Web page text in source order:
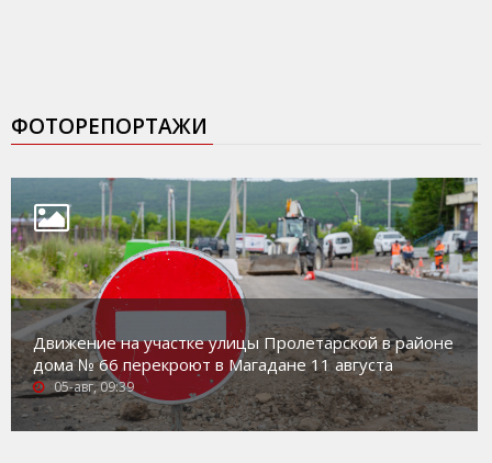
ФОТОРЕПОРТАЖИ
Движение на участке улицы Пролетарской в районе
дома № 66 перекроют в Магадане 11 августа
05-авг, 09:39